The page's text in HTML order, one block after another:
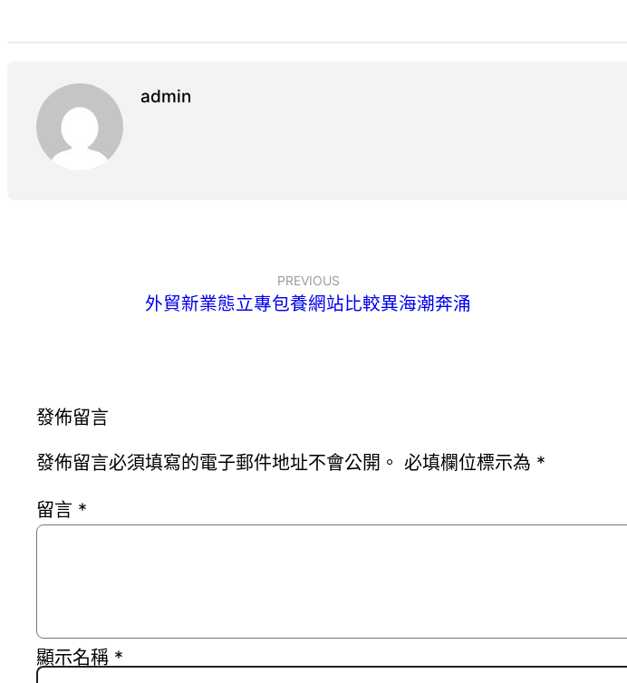
admin
PREVIOUS
外貿新業態立專包養網站比較異海潮奔涌
發佈留言
發佈留言必須填寫的電子郵件地址不會公開。 必填欄位標示為 *
留言 *
顯示名稱 *